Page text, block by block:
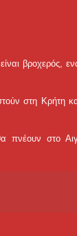
βροχερός,
στη Κρήτη
πνέουν στο